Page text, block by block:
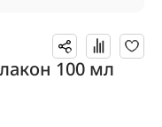
100 мл